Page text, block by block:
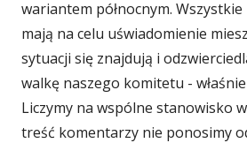
wariantem północnym. Wszystkie
mają na celu uświadomienie
sytuacji się znajdują i
walkę naszego komitetu -
Liczymy na wspólne stanowisko
treść komentarzy nie ponosimy